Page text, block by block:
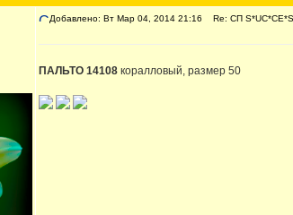
Добавлено: Вт Мар 04, 2014 21:16 Re: СП
ПАЛЬТО 14108 коралловый, размер 50